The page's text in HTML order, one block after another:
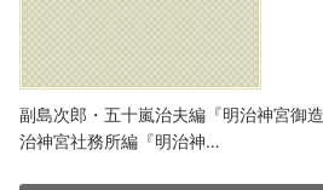
副島次郎・五十嵐治夫編『明治神宮御
治神宮社務所編『明治神…